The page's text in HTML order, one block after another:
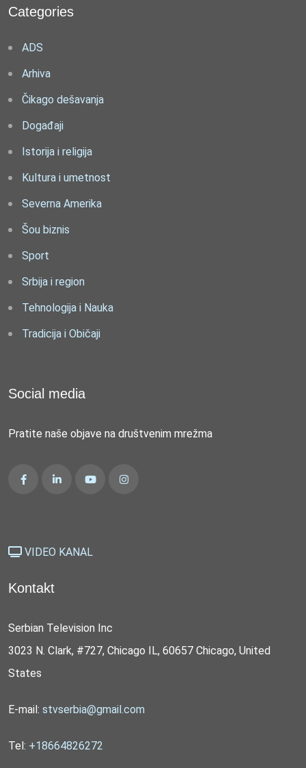
Categories
ADS
Arhiva
Čikago dešavanja
Događaji
Istorija i religija
Kultura i umetnost
Severna Amerika
Šou biznis
Sport
Srbija i region
Tehnologija i Nauka
Tradicija i Običaji
Social media
Pratite naše objave na društvenim mrežma
VIDEO KANAL
Kontakt
Serbian Television Inc
3023 N. Clark, #727, Chicago IL, 60657 Chicago, United
States
E-mail: stvserbia@gmail.com
Tel: +18664826272